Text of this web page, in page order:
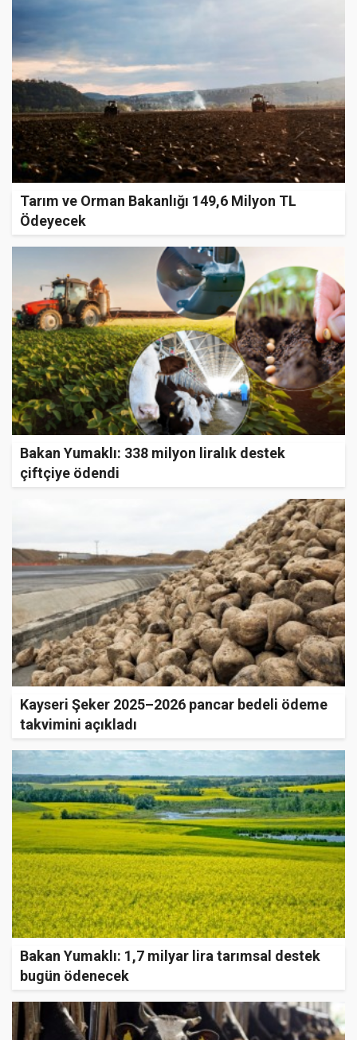
Tarım ve Orman Bakanlığı 149,6 Milyon TL
Ödeyecek
Bakan Yumaklı: 338 milyon liralık destek
çiftçiye ödendi
Kayseri Şeker 2025–2026 pancar bedeli ödeme
takvimini açıkladı
Bakan Yumaklı: 1,7 milyar lira tarımsal destek
bugün ödenecek